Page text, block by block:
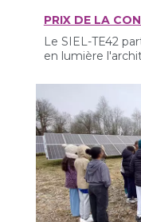
PRIX DE LA
Le SIEL-TE42
en lumière